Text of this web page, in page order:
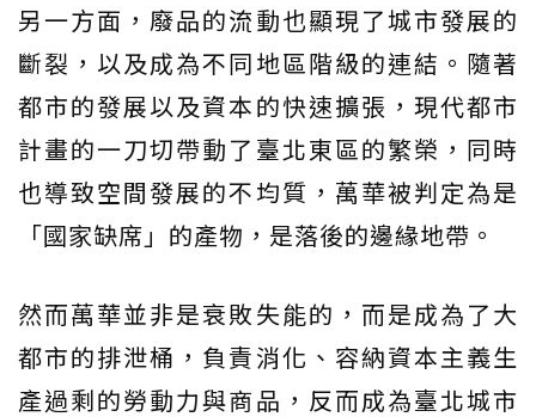
另一方面，廢品的流動也顯現了城市發展的
斷裂，以及成為不同地區階級的連結。隨著
都市的發展以及資本的快速擴張，現代都市
計畫的一刀切帶動了臺北東區的繁榮，同時
也導致空間發展的不均質，萬華被判定為是
「國家缺席」的產物，是落後的邊緣地帶。
然而萬華並非是衰敗失能的，而是成為了大
都市的排泄桶，負責消化、容納資本主義生
產過剩的勞動力與商品，反而成為臺北城市